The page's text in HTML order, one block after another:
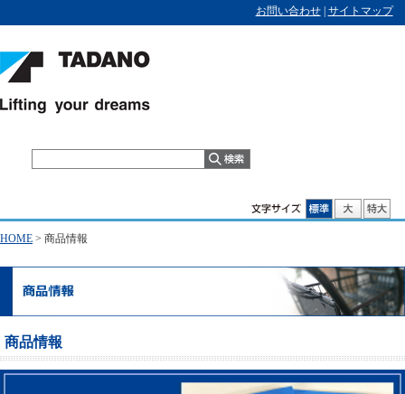
お問い合わせ| サイトマップ
HOME > 商品情報
商品情報